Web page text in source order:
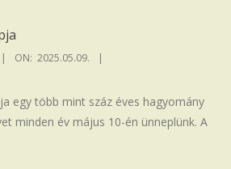
ON: 2025.05.09.
egy több mint száz éves hagyomány
minden év május 10-én ünneplünk. A